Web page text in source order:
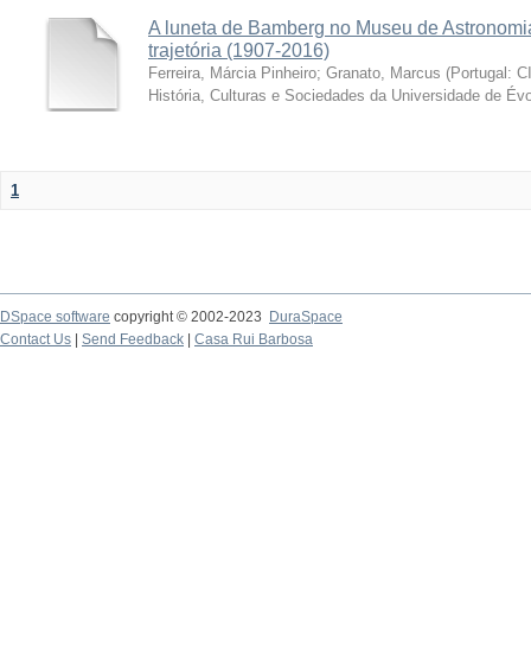
A luneta de Bamberg no Museu de
trajetória (1907-2016)
Ferreira, Márcia Pinheiro; Granato, Marcus (Portugal:
História, Culturas e Sociedades da Universidade de
1
DSpace software copyright © 2002-2023
DuraSpace
Contact Us
Send Feedback Casa Rui Barbosa